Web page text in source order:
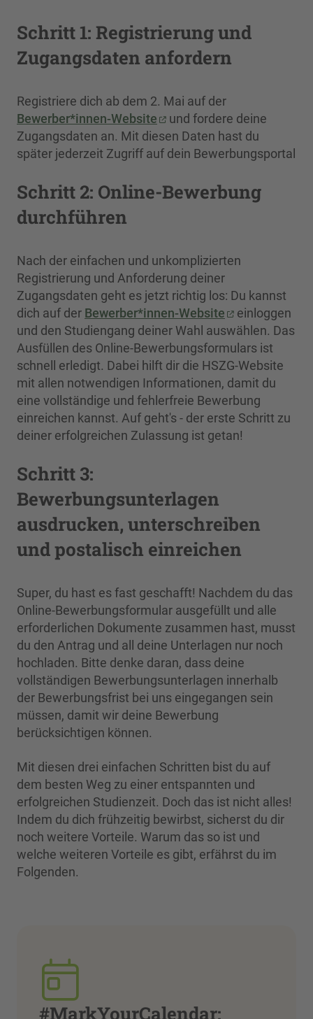
Schritt 1: Registrierung und
Zugangsdaten anfordern
Registriere dich ab dem 2. Mai auf der
Bewerber*innen-Website
und fordere deine
Zugangsdaten an. Mit diesen Daten hast du
später jederzeit Zugriff auf dein Bewerbungsportal
Schritt 2: Online-Bewerbung
durchführen
Nach der einfachen und unkomplizierten
Registrierung und Anforderung deiner
Zugangsdaten geht es jetzt richtig los: Du kannst
dich auf der Bewerber*innen-Website
einloggen
und den Studiengang deiner Wahl auswählen. Das
Ausfüllen des Online-Bewerbungsformulars ist
schnell erledigt. Dabei hilft dir die HSZG-Website
mit allen notwendigen Informationen, damit du
eine vollständige und fehlerfreie Bewerbung
einreichen kannst. Auf geht's - der erste Schritt zu
deiner erfolgreichen Zulassung ist getan!
Schritt 3:
Bewerbungsunterlagen
ausdrucken, unterschreiben
und postalisch einreichen
Super, du hast es fast geschafft! Nachdem du das
Online-Bewerbungsformular ausgefüllt und alle
erforderlichen Dokumente zusammen hast, musst
du den Antrag und all deine Unterlagen nur noch
hochladen. Bitte denke daran, dass deine
vollständigen Bewerbungsunterlagen innerhalb
der Bewerbungsfrist bei uns eingegangen sein
müssen, damit wir deine Bewerbung
berücksichtigen können.
Mit diesen drei einfachen Schritten bist du auf
dem besten Weg zu einer entspannten und
erfolgreichen Studienzeit. Doch das ist nicht alles!
Indem du dich frühzeitig bewirbst, sicherst du dir
noch weitere Vorteile. Warum das so ist und
welche weiteren Vorteile es gibt, erfährst du im
Folgenden.
#MarkYourCalendar: